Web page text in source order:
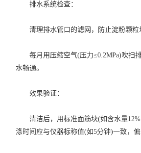
排水系统检查：
清理排水管口的滤网，防止淀粉颗粒
每月用压缩空气(压力≤0.2MPa)吹扫
水畅通。
效果验证：
清洁后，用标准面筋块(如含水量12%
涤时间应与仪器标称值(如5分钟)一致，偏